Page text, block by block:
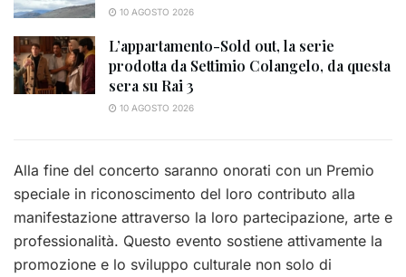
10 AGOSTO 2026
L’appartamento-Sold out, la serie
prodotta da Settimio Colangelo, da questa
sera su Rai 3
10 AGOSTO 2026
Alla fine del concerto saranno onorati con un Premio
speciale in riconoscimento del loro contributo alla
manifestazione attraverso la loro partecipazione, arte e
professionalità. Questo evento sostiene attivamente la
promozione e lo sviluppo culturale non solo di